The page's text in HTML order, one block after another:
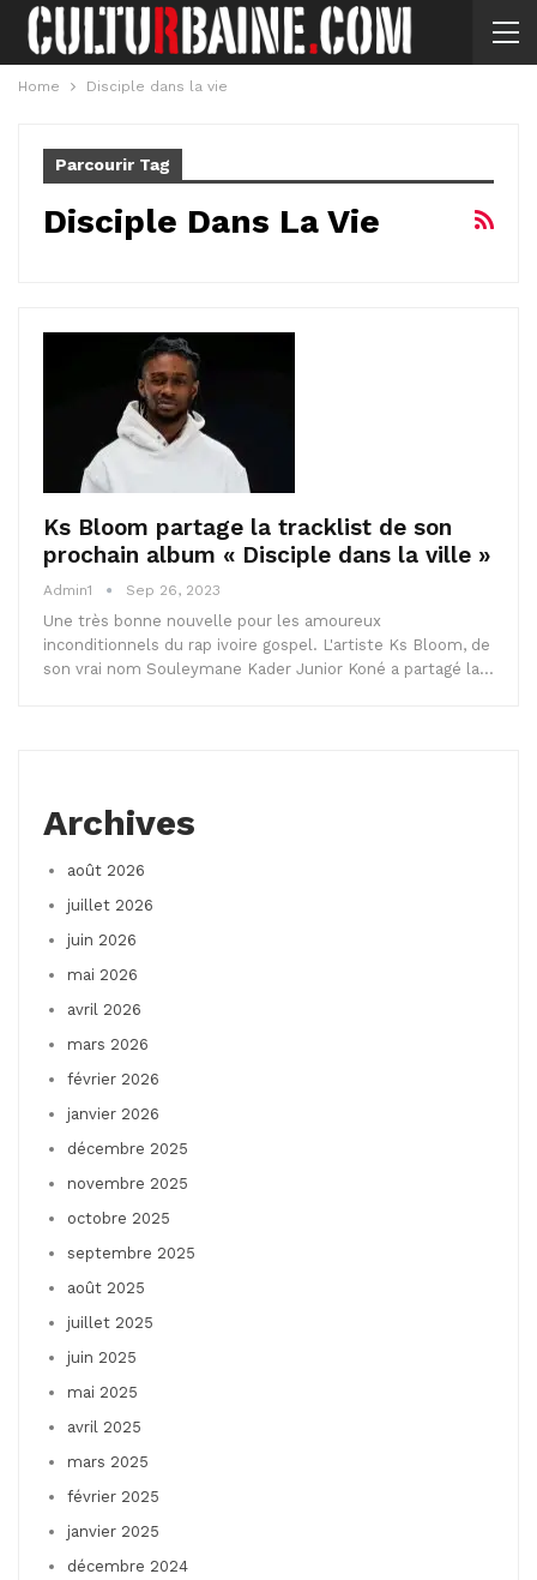
Home Disciple dans la vie
Parcourir Tag
Disciple Dans La Vie
Ks Bloom partage la tracklist de son
prochain album « Disciple dans la ville »
Admin1 Sep 26, 2023
Une très bonne nouvelle pour les amoureux
inconditionnels du rap ivoire gospel. L'artiste Ks Bloom, de
son vrai nom Souleymane Kader Junior Koné a partagé la…
Archives
août 2026
juillet 2026
juin 2026
mai 2026
avril 2026
mars 2026
février 2026
janvier 2026
décembre 2025
novembre 2025
octobre 2025
septembre 2025
août 2025
juillet 2025
juin 2025
mai 2025
avril 2025
mars 2025
février 2025
janvier 2025
décembre 2024